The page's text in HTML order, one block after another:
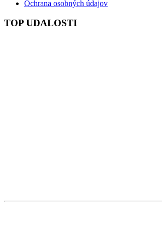
Ochrana osobných údajov
TOP UDALOSTI